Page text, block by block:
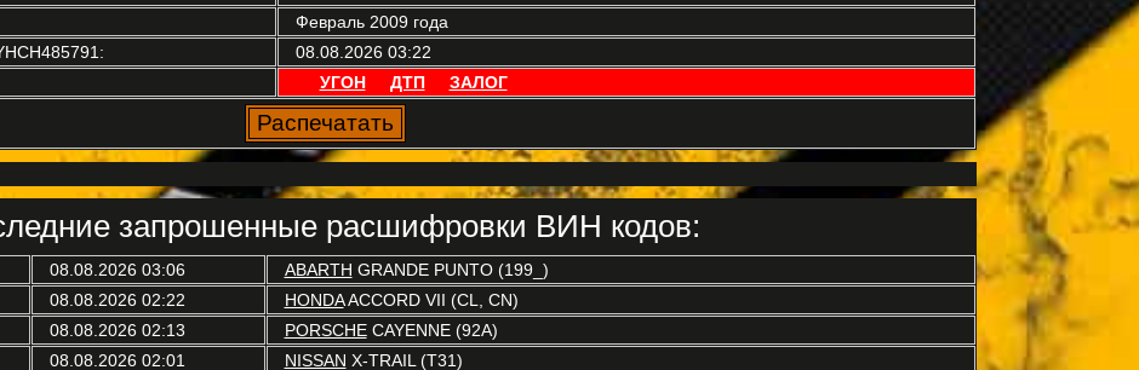
Февраль 2009 года
08.08.2026 03:22
УГОН ДТП ЗАЛОГ
запрошенные расшифровки ВИН кодов:
08.08.2026 03:06 ABARTH GRANDE PUNTO (199_)
08.08.2026 02:22 HONDAACCORD VII (CL, CN)
08.08.2026 02:13 PORSCHECAYENNE (92A)
08.08.2026 02:01 NISSAN X-TRAIL (T31)